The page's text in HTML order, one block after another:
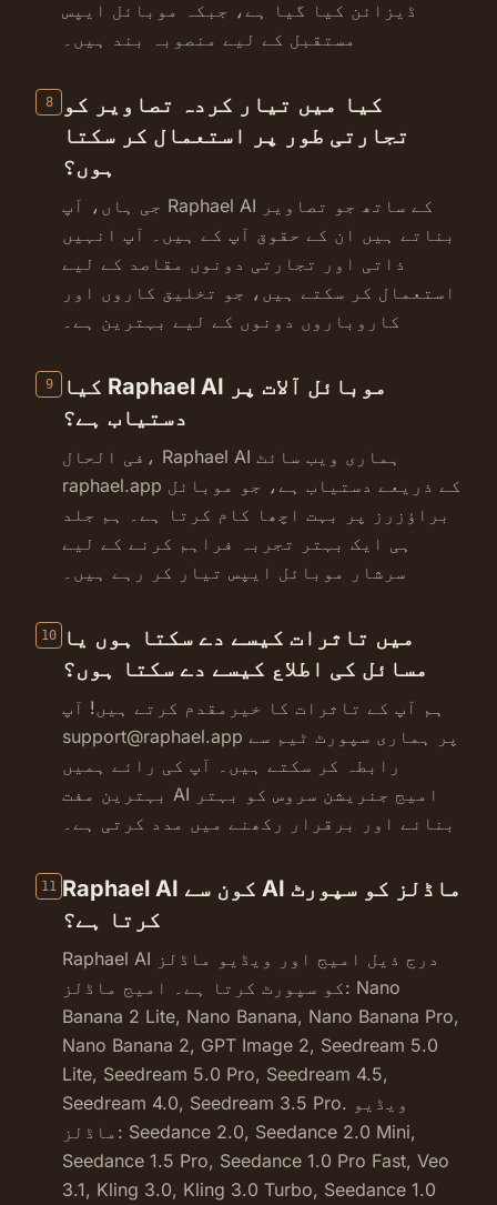
ڈیزائن کیا گیا ہے، جبکہ موبائل ایپس
مستقبل کے لیے منصوبہ بند ہیں۔
8
کیا میں تیار کردہ تصاویر کو
تجارتی طور پر استعمال کر سکتا
ہوں؟
جی ہاں، آپ Raphael AI کے ساتھ جو تصاویر
بناتے ہیں ان کے حقوق آپ کے ہیں۔ آپ انہیں
ذاتی اور تجارتی دونوں مقاصد کے لیے
استعمال کر سکتے ہیں، جو تخلیق کاروں اور
کاروباروں دونوں کے لیے بہترین ہے۔
9
کیا Raphael AI موبائل آلات پر
دستیاب ہے؟
فی الحال، Raphael AI ہماری ویب سائٹ
raphael.app کے ذریعے دستیاب ہے، جو موبائل
براؤزرز پر بہت اچھا کام کرتا ہے۔ ہم جلد
ہی ایک بہتر تجربہ فراہم کرنے کے لیے
سرشار موبائل ایپس تیار کر رہے ہیں۔
10
میں تاثرات کیسے دے سکتا ہوں یا
مسائل کی اطلاع کیسے دے سکتا ہوں؟
ہم آپ کے تاثرات کا خیرمقدم کرتے ہیں! آپ
support@raphael.app
رابطہ کر سکتے ہیں۔ آپ کی رائے ہمیں
بہترین مفت AI امیج جنریشن سروس کو بہتر
بنانے اور برقرار رکھنے میں مدد کرتی ہے۔
11 Raphael AI کون سے AI ماڈلز کو سپورٹ
کرتا ہے؟
Raphael AI درج ذیل امیج اور ویڈیو ماڈلز
کو سپورٹ کرتا ہے۔ امیج ماڈلز: Nano
Banana 2 Lite, Nano Banana, Nano Banana Pro,
Nano Banana 2, GPT Image 2, Seedream 5.0
Lite, Seedream 5.0 Pro, Seedream 4.5,
Seedream 4.0, Seedream 3.5 Pro. ویڈیو
ماڈلز: Seedance 2.0, Seedance 2.0 Mini,
Seedance 1.5 Pro, Seedance 1.0 Pro Fast, Veo
3.1, Kling 3.0, Kling 3.0 Turbo, Seedance 1.0